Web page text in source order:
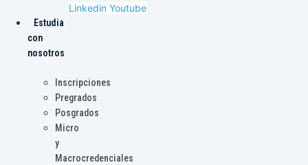
Linkedin Youtube
Estudia
con
nosotros
Inscripciones
Pregrados
Posgrados
Micro
y
Macrocredenciales